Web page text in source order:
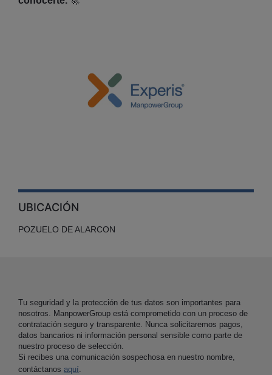
UBICACIÓN
POZUELO DE ALARCON
Tu seguridad y la protección de tus datos son importantes para
nosotros. ManpowerGroup está comprometido con un proceso de
contratación seguro y transparente. Nunca solicitaremos pagos,
datos bancarios ni información personal sensible como parte de
nuestro proceso de selección.
Si recibes una comunicación sospechosa en nuestro nombre,
contáctanos aquí.